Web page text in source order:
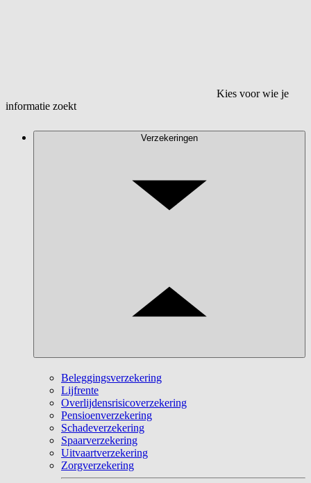
Kies voor wie je
informatie zoekt
Verzekeringen
Beleggingsverzekering
Lijfrente
Overlijdensrisicoverzekering
Pensioenverzekering
Schadeverzekering
Spaarverzekering
Uitvaartverzekering
Zorgverzekering